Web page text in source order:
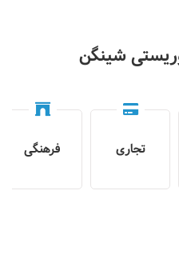
شینگن
تجاری فرهنگی